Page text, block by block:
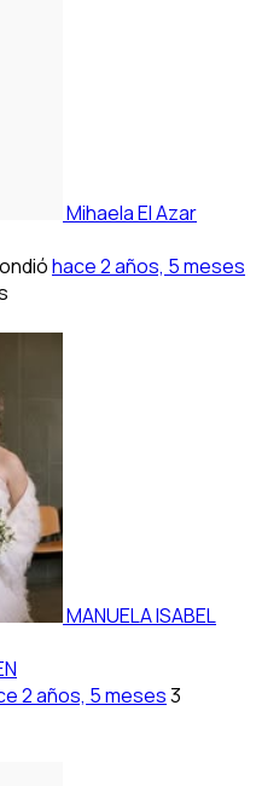
Mihaela El Azar
hace 2 años, 5 meses
MANUELA ISABEL
2 años, 5 meses3